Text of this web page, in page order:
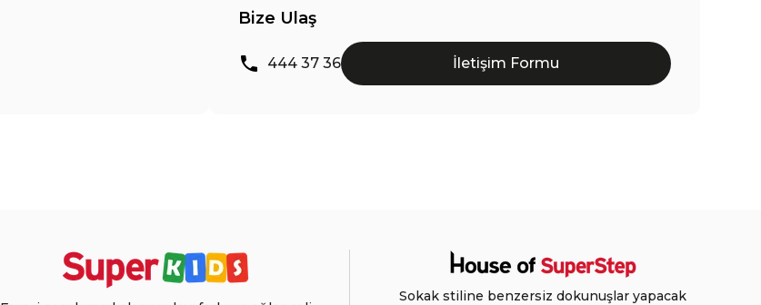
Bize Ulaş
444 37 36 İletişim Formu
Sokak stiline benzersiz dokunuşlar yapacak